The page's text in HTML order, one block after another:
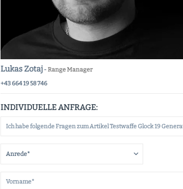
Lukas Zotaj - Range Manager
+43 664 19 58 746
INDIVIDUELLE ANFRAGE: